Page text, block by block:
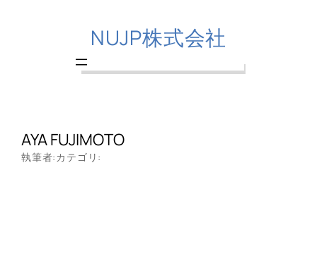
NUJP株式会社
AYA FUJIMOTO
執筆者: カテゴリ: